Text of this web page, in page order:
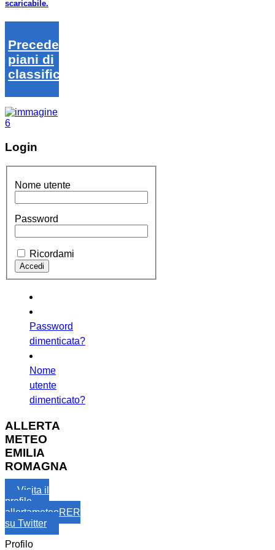
scaricabile.
Precedenti
piani di
classifica
Login
Nome utente
Password
Ricordami
Password
dimenticata?
Nome
utente
dimenticato?
ALLERTA
METEO
EMILIA
ROMAGNA
Visita il
profilo
allertameteoRER
su Twitter
Profilo